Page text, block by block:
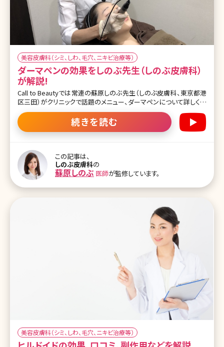
美容皮膚科（シミ、しわ、毛穴、ニキビ治療等）
ダーマペンの効果をしのぶ先生（しのぶ皮膚科）
が解説!
Call to Beautyでは常連の蘇原しのぶ先生（しのぶ皮膚科、東京都港
区三田）がクリニックで話題のメニュー、ダーマペンについて詳しく解
説してくれました。 気になるニキビ跡、治療が難しかったクレーター
に救世主現る!またニキビ跡以外にも意外な箇所に効果が期待でき
る!?米国ではFDAに認可されていて、美容皮膚科でのレーザー治療
ですか?患者様で1番多いお悩みを教えてください。 しのぶ先生（以下
S）：ニキビ跡や特にクレーターに効果がある治療です。例えば傷がで
きたときに、人の体は傷を治そうという自然治癒力が生まれます。同
じような原理で、わざと傷をつけて肌の再生を促す治療です。 昔大き
続きを読む
この記事は、
しのぶ皮膚科の
蘇原しのぶ 医師が監修しています。
美容皮膚科（シミ、しわ、毛穴、ニキビ治療等）